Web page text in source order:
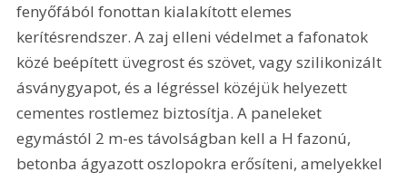
fenyőfából fonottan kialakított elemes
kerítésrendszer. A zaj elleni védelmet a fafonatok
közé beépített üvegrost és szövet, vagy szilikonizált
ásványgyapot, és a légréssel közéjük helyezett
cementes rostlemez biztosítja. A paneleket
egymástól 2 m-es távolságban kell a H fazonú,
betonba ágyazott oszlopokra erősíteni, amelyekkel